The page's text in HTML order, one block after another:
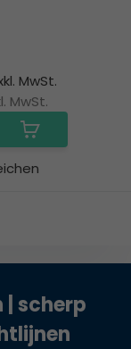
MwSt.
MwSt.
| scherp